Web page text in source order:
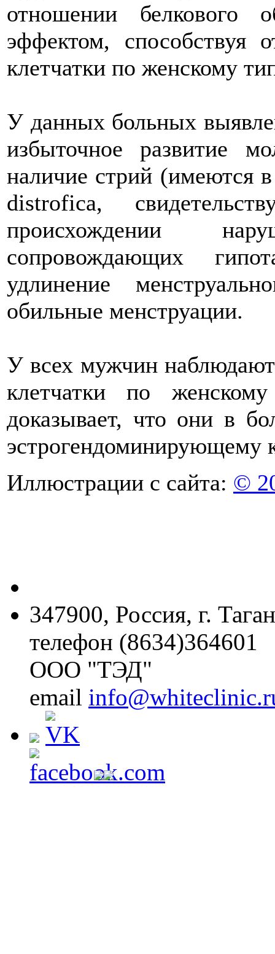
отношении белкового
эффектом, способствуя
клетчатки по женскому
У данных больных
избыточное развитие
наличие стрий (имеются
distrofica,
происхождении
сопровождающих
удлинение
обильные менструации.
У всех мужчин
клетчатки по
доказывает, что они в
эстрогендоминирующему
Иллюстрации с сайта: ©
347900, Россия, г.
телефон (8634)364601
ООО "ТЭД"
email